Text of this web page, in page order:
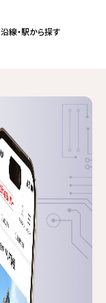
沿線・駅から探す